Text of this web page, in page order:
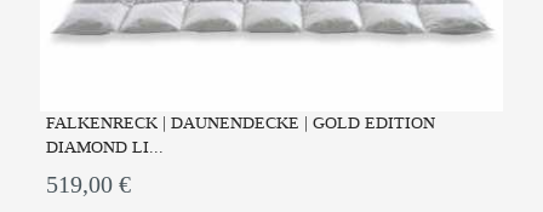
FALKENRECK | DAUNENDECKE | GOLD EDITION
DIAMOND LI...
519,00 €